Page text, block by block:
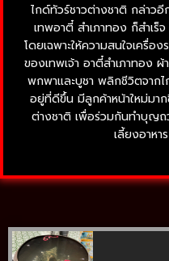
ไกด์ทัวร์ชาวต่างชาติ กล่าว
เทพอาตี๋ สำเภาทอง ก็สำเ
โดยเฉพาะให้ความสนใจเครื่
ของเทพเจ้า อาตี๋สำเภาทอง
พกพาและบูชา พลิกชีวิตจาก
อยู่ที่ดีขึ้น มีลูกค้าหน้าใหม่ม
ต่างชาติ เพื่อร่วมกันทำบุญถ
เลี้ยงอาห